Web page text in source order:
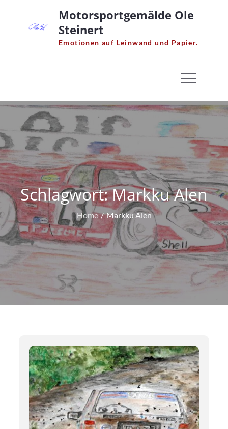
Motorsportgemälde Ole
Steinert
Emotionen auf Leinwand und Papier.
Schlagwort:Markku Alen
Home Markku Alen